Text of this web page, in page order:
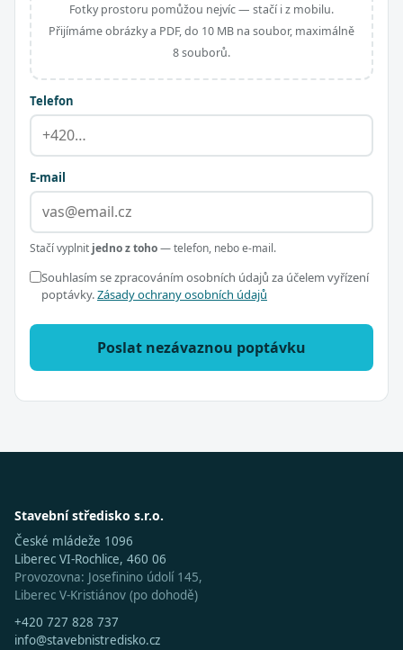
Fotky prostoru pomůžou nejvíc — stačí i z mobilu.
Přijímáme obrázky a PDF, do 10 MB na soubor, maximálně
8 souborů.
Telefon
E-mail
Stačí vyplnit jedno z toho— telefon, nebo e-mail.
Souhlasím se zpracováním osobních údajů za účelem vyřízení
poptávky.Zásady ochrany osobních údajů
Poslat nezávaznou poptávku
Stavební středisko s.r.o.
České mládeže 1096
Liberec VI-Rochlice, 460 06
Provozovna: Josefinino údolí 145,
Liberec V-Kristiánov (po dohodě)
+420 727 828 737
info@stavebnistredisko.cz